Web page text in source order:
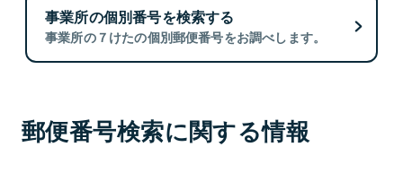
事業所の個別番号を検索する
事業所の７けたの個別郵便番号をお調べします。
郵便番号検索に関する情報